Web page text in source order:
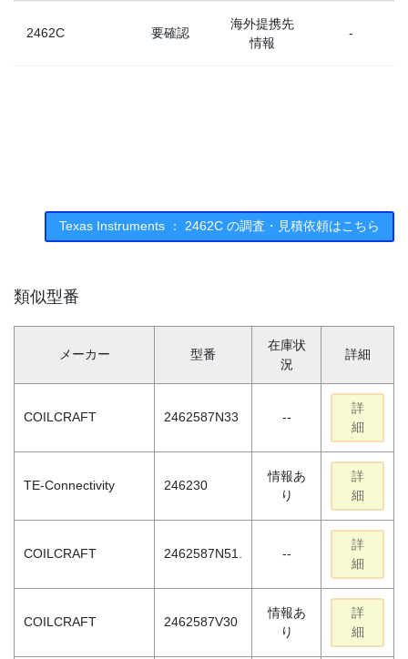
2462C 要確認
海外提携先
情報
-
Texas Instruments ： 2462C の調査・見積依頼はこちら
類似型番
メーカー 型番
在庫状
況
詳細
COILCRAFT 2462587N33 --
詳
細
TE-Connectivity 246230
情報あ
り
詳
細
COILCRAFT 2462587N51. --
詳
細
COILCRAFT 2462587V30
情報あ
り
詳
細